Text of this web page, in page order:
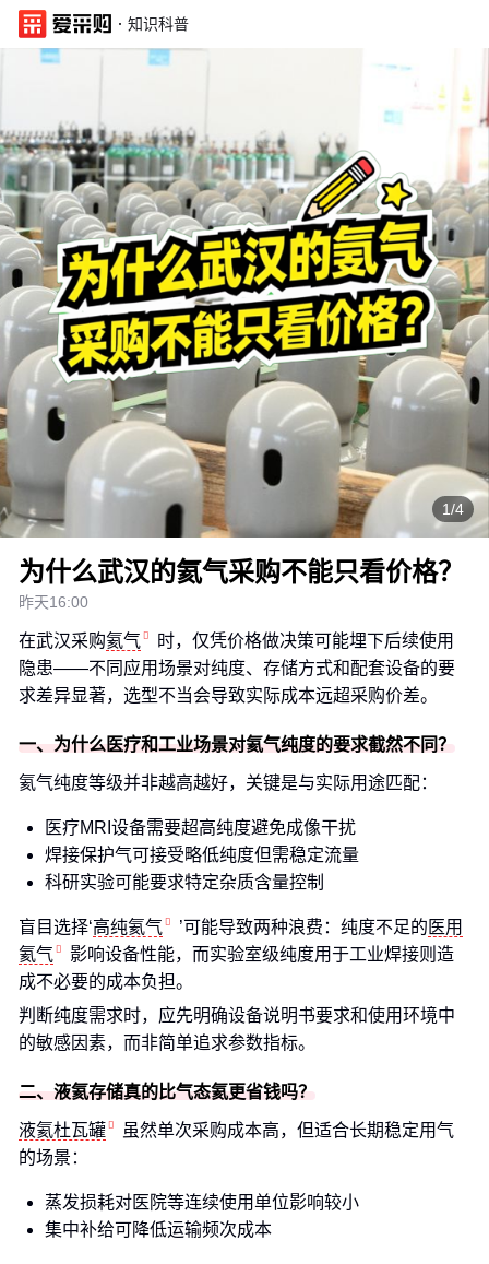
· 知识科普
1/4
为什么武汉的氦气采购不能只看价格？
昨天16:00
在武汉采购氦气
时，仅凭价格做决策可能埋下后续使用
隐患——不同应用场景对纯度、存储方式和配套设备的要
求差异显著，选型不当会导致实际成本远超采购价差。
一、为什么医疗和工业场景对氦气纯度的要求截然不同？
氦气纯度等级并非越高越好，关键是与实际用途匹配：
医疗MRI设备需要超高纯度避免成像干扰
焊接保护气可接受略低纯度但需稳定流量
科研实验可能要求特定杂质含量控制
盲目选择‘高纯氦气 ’可能导致两种浪费：纯度不足的 医用
氦气
影响设备性能，而实验室级纯度用于工业焊接则造
成不必要的成本负担。
判断纯度需求时，应先明确设备说明书要求和使用环境中
的敏感因素，而非简单追求参数指标。
二、液氦存储真的比气态氦更省钱吗？
液氦杜瓦罐
虽然单次采购成本高，但适合长期稳定用气
的场景：
蒸发损耗对医院等连续使用单位影响较小
集中补给可降低运输频次成本